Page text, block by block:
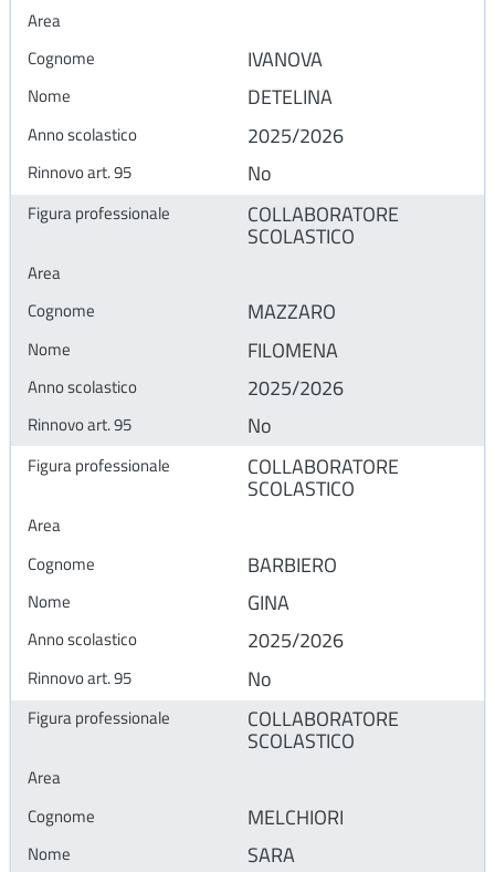
IVANOVA
DETELINA
2025/2026
No
COLLABORATORE
SCOLASTICO
MAZZARO
FILOMENA
2025/2026
No
COLLABORATORE
SCOLASTICO
BARBIERO
GINA
2025/2026
No
COLLABORATORE
SCOLASTICO
MELCHIORI
SARA